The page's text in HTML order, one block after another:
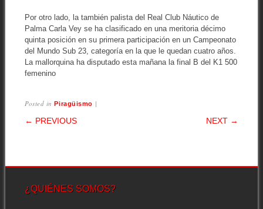
Por otro lado, la también palista del Real Club Náutico de
Palma Carla Vey se ha clasificado en una meritoria décimo
quinta posición en su primera participación en un Campeonato
del Mundo Sub 23, categoría en la que le quedan cuatro años.
La mallorquina ha disputado esta mañana la final B del K1 500
femenino
Posted inPiragüismo |
POST NAVIGATION
← PREVIOUS NEXT →
¿QUIÉNES SOMOS?